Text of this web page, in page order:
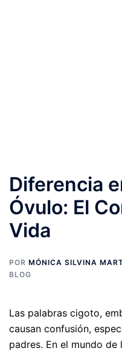
Diferencia
Óvulo: El
Vida
POR MÓNICA SILVINA
BLOG
Las palabras cigoto,
causan confusión,
padres. En el mundo